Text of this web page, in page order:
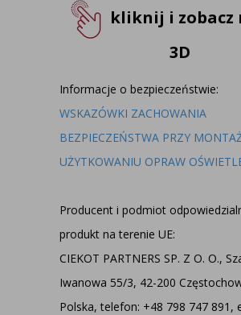
kliknij i zobacz
3D
Informacje o bezpieczeństwie:
WSKAZÓWKI ZACHOWANIA
BEZPIECZEŃSTWA PRZY
UŻYTKOWANIU OPRAW
Producent i podmiot
produkt na terenie UE:
CIEKOT PARTNERS SP. Z O. O.,
Iwanowa 55/3, 42-200
Polska, telefon: +48 798 747 891,